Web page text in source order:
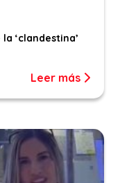
‘clandestina’
Leer más